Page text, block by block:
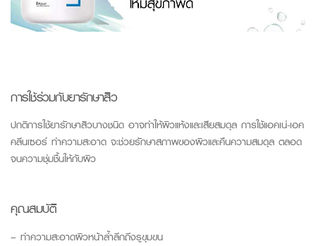
การใช้ร่วมกับยารักษาสิว
ปกติการใช้ยารักษาสิวบางชนิด อาจทำให้ผิวแห้งและเสียสมดุล การใช้แอคเน่-เอค
คลีนเซอร์ ทำความสะอาด จะช่วยรักษาสภาพของผิวและคืนความสมดุล ตลอด
จนความชุ่มชื้นให้กับผิว
คุณสมบัติ
– ทำความสะอาดผิวหน้าล้ำลึกถึงรูขุมขน